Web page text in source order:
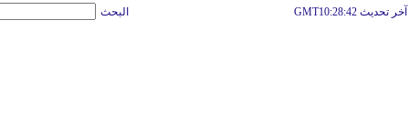
البحث آخر تحديث GMT10:28:42